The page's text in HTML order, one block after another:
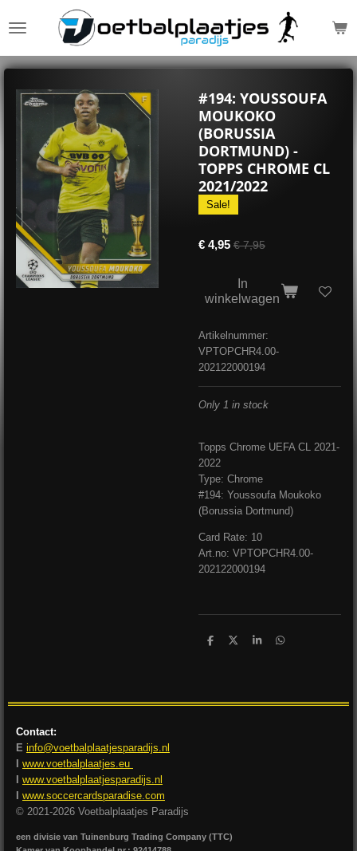
direct
de
#194: YOUSSOUFA
MOUKOKO
(BORUSSIA
DORTMUND) -
TOPPS CHROME CL
2021/2022
Sale!
€ 4,95 € 7,95
In
winkelwagen
Artikelnummer:
VPTOPCHR4.00-
202122000194
Only 1 in stock
Topps Chrome UEFA CL 2021-
2022
Type: Chrome
#194: Youssoufa Moukoko
(Borussia Dortmund)
Card Rate: 10
Art.no: VPTOPCHR4.00-
202122000194
D
D
S
D
Contact:
E info@voetbalplaatjesparadijs.nl
www.voetbalplaatjes.eu
www.voetbalplaatjesparadijs.nl
www.soccercardsparadise.com
© 2021-2026 Voetbalplaatjes Paradijs
een divisie van Tuinenburg Trading Company (TTC)